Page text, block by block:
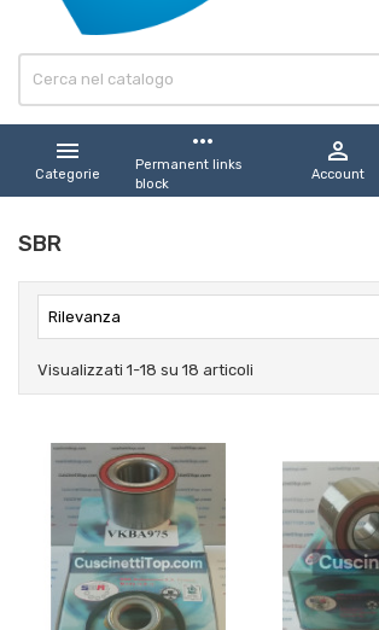

Categorie
more_horiz
Permanent links
block

Account
SBR
Rilevanza
Visualizzati 1-18 su 18 articoli